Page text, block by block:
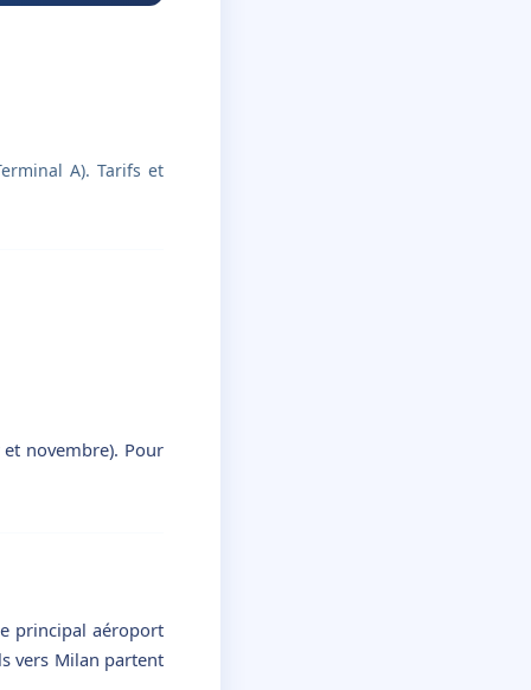
A). Tarifs et
novembre). Pour
principal aéroport
vers Milan partent